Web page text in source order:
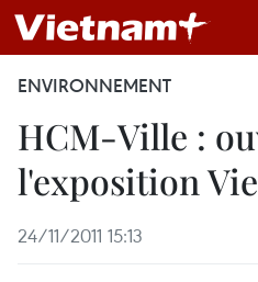
ENVIRONNEMENT
HCM-Ville :
l'exposition
24/11/2011 15:13